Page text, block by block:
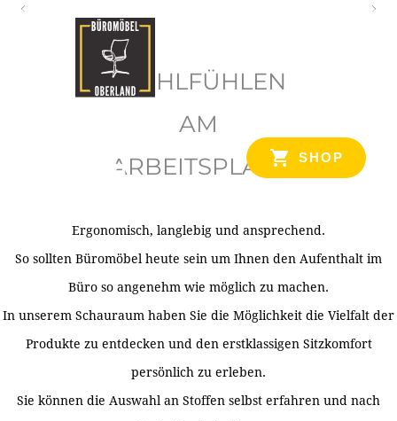
SHOP
WOHLFÜHLEN
AM
ARBEITSPLATZ
Ergonomisch, langlebig und ansprechend.
So sollten Büromöbel heute sein um Ihnen den Aufenthalt im
Büro so angenehm wie möglich zu machen.
In unserem Schauraum haben Sie die Möglichkeit die Vielfalt der
Produkte zu entdecken und den erstklassigen Sitzkomfort
persönlich zu erleben.
Sie können die Auswahl an Stoffen selbst erfahren und nach